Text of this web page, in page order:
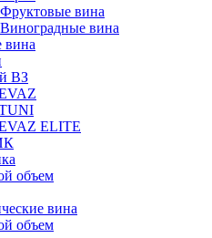
вина
вина
вина
ВЗ
ELITE
объем
вина
объем